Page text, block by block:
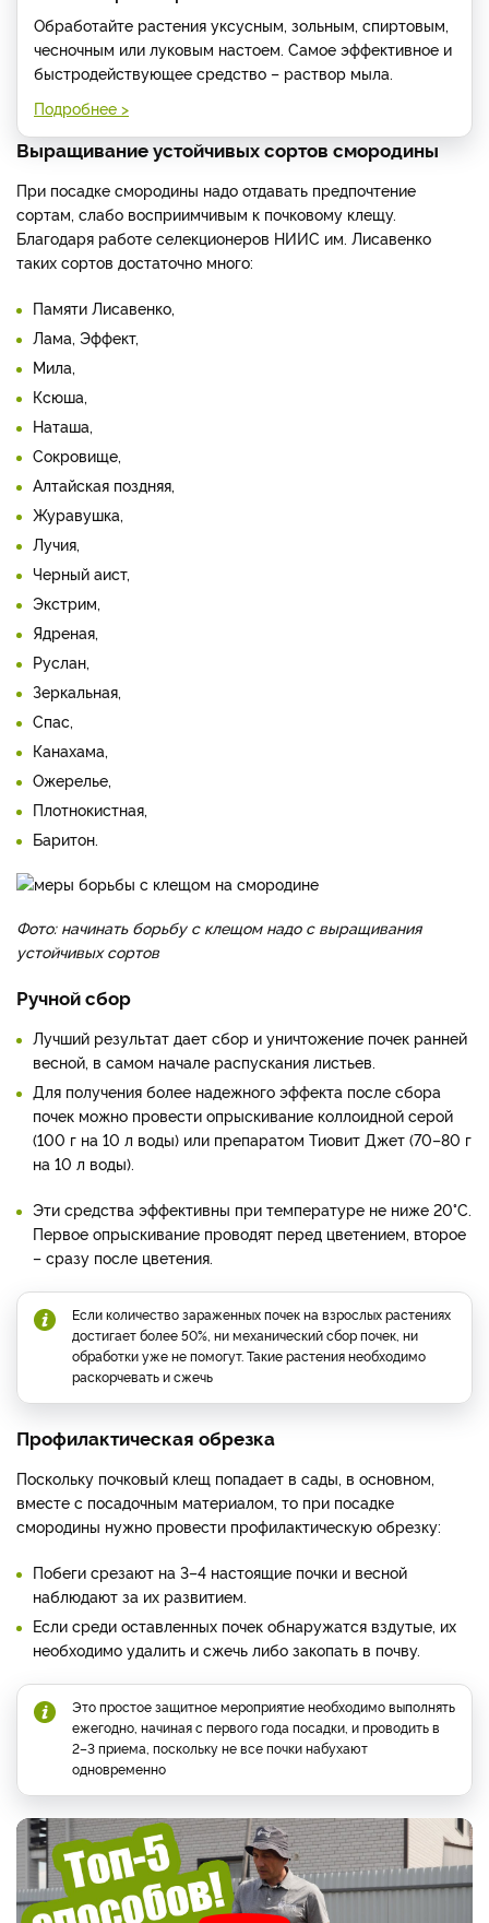
Обработайте растения уксусным, зольным, спиртовым,
чесночным или луковым настоем. Самое эффективное и
быстродействующее средство – раствор мыла.
Подробнее >
Выращивание устойчивых сортов смородины
При посадке смородины надо отдавать предпочтение
сортам, слабо восприимчивым к почковому клещу.
Благодаря работе селекционеров НИИС им. Лисавенко
таких сортов достаточно много:
Памяти Лисавенко,
Лама, Эффект,
Мила,
Ксюша,
Наташа,
Сокровище,
Алтайская поздняя,
Журавушка,
Лучия,
Черный аист,
Экстрим,
Ядреная,
Руслан,
Зеркальная,
Спас,
Канахама,
Ожерелье,
Плотнокистная,
Баритон.
Фото: начинать борьбу с клещом надо с выращивания
устойчивых сортов
Ручной сбор
Лучший результат дает сбор и уничтожение почек ранней
весной, в самом начале распускания листьев.
Для получения более надежного эффекта после сбора
почек можно провести опрыскивание коллоидной серой
(100 г на 10 л воды) или препаратом Тиовит Джет (70–80 г
на 10 л воды).
Эти средства эффективны при температуре не ниже 20°С.
Первое опрыскивание проводят перед цветением, второе
– сразу после цветения.
Если количество зараженных почек на взрослых растениях
достигает более 50%, ни механический сбор почек, ни
обработки уже не помогут. Такие растения необходимо
раскорчевать и сжечь
Профилактическая обрезка
Поскольку почковый клещ попадает в сады, в основном,
вместе с посадочным материалом, то при посадке
смородины нужно провести профилактическую обрезку:
Побеги срезают на 3–4 настоящие почки и весной
наблюдают за их развитием.
Если среди оставленных почек обнаружатся вздутые, их
необходимо удалить и сжечь либо закопать в почву.
Это простое защитное мероприятие необходимо выполнять
ежегодно, начиная с первого года посадки, и проводить в
2–3 приема, поскольку не все почки набухают
одновременно